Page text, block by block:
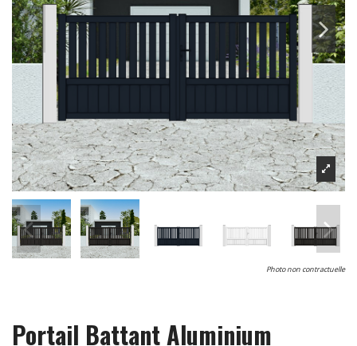
Photo non contractuelle
Portail Battant Aluminium